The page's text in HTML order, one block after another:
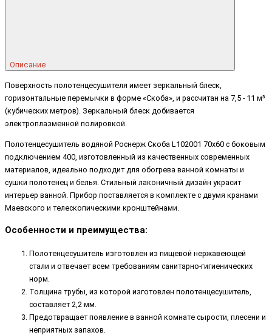
Описание
Поверхность полотенцесушителя имеет зеркальный блеск,
горизонтальные перемычки в форме «Скоба», и рассчитан на 7,5 - 11 м³
(кубических метров). Зеркальный блеск добивается
электроплазменной полировкой.
Полотенцесушитель водяной Роснерж Скоба L102001 70x60 с боковым
подключением 400, изготовленный из качественных современных
материалов, идеально подходит для обогрева ванной комнаты и
сушки полотенец и белья. Стильный лаконичный дизайн украсит
интерьер ванной. Прибор поставляется в комплекте с двумя кранами
Маевского и телескопическими кронштейнами.
Особенности и преимущества:
Полотенцесушитель изготовлен из пищевой нержавеющей
стали и отвечает всем требованиям санитарно-гигиенических
норм.
Толщина трубы, из которой изготовлен полотенцесушитель,
составляет 2,2 мм.
Предотвращает появление в ванной комнате сырости, плесени и
неприятных запахов.